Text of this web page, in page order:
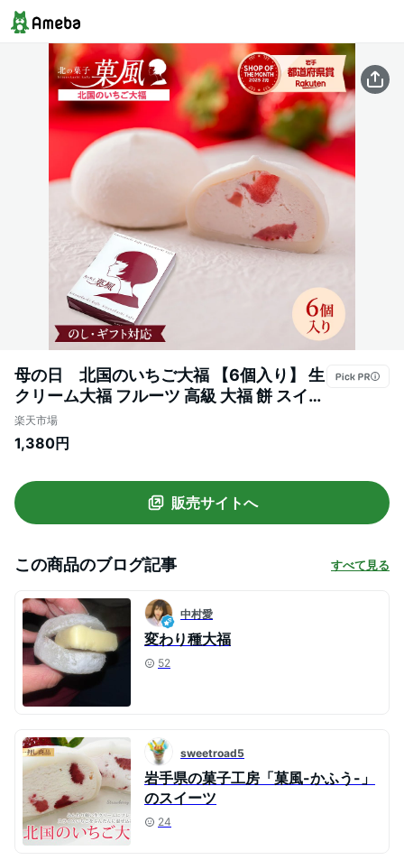
母の日 北国のいちご大福 【6個入り】 生
クリーム大福 フルーツ 高級 大福 餅 スイー
ツ 冷たい クリーム 冷凍 ギフト 生クリーム
いちご大福 プレゼント お取り寄せスイー
り物
楽天市場
1,380円
販売サイトへ
この商品のブログ記事 すべて見る
中村愛
変わり種大福
52
sweetroad5
岩手県の菓子工房「菓風-かふう-」
のスイーツ
24